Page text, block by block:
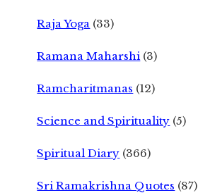
Raja Yoga (33)
Ramana Maharshi (3)
Ramcharitmanas (12)
Science and Spirituality (5)
Spiritual Diary (366)
Sri Ramakrishna Quotes (87)